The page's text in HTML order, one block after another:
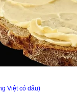
Việt có dấu)